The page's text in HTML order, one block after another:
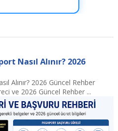
Nasıl Alınır? 2026
Alınır? 2026 Güncel Rehber
ve 2026 Güncel Rehber ...